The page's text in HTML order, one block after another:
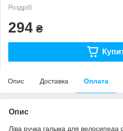
Роздріб
294 ₴
Опис Доставка Оплата
Опис
Ліва ручка гальма для велосипеда